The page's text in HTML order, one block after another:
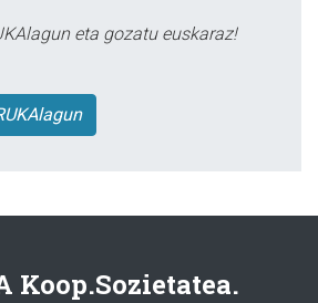
eta gozatu euskaraz!
Koop.Sozietatea.